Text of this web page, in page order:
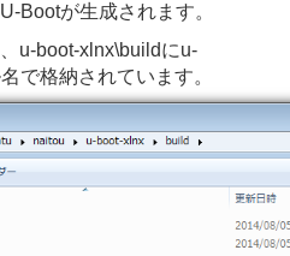
Bootが生成されます。
u-boot-xlnx\buildにu-
で格納されています。